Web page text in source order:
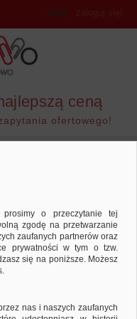
ceną
ofertowego!
Witaj ,
według
prosimy o przeczytanie tej
zgodę na przetwarzanie
zaufanych partnerów oraz
prywatności w tym o tzw.
się na poniższe. Możesz
nas i naszych zaufanych